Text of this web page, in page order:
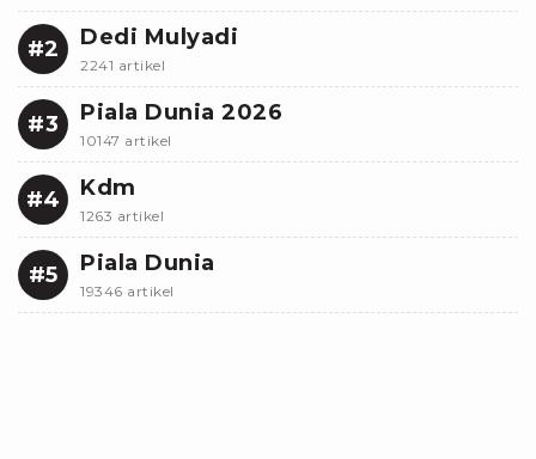
#2 Dedi Mulyadi
2241 artikel
#3 Piala Dunia 2026
10147 artikel
#4 Kdm
1263 artikel
#5 Piala Dunia
19346 artikel